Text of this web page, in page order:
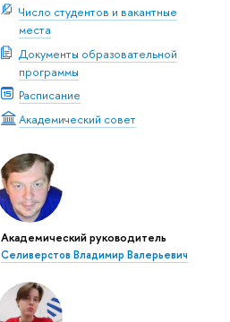
Число студентов и вакантные
места
Документы образовательной
программы
Расписание
Академический совет
Академический руководитель
Селиверстов Владимир Валерьевич